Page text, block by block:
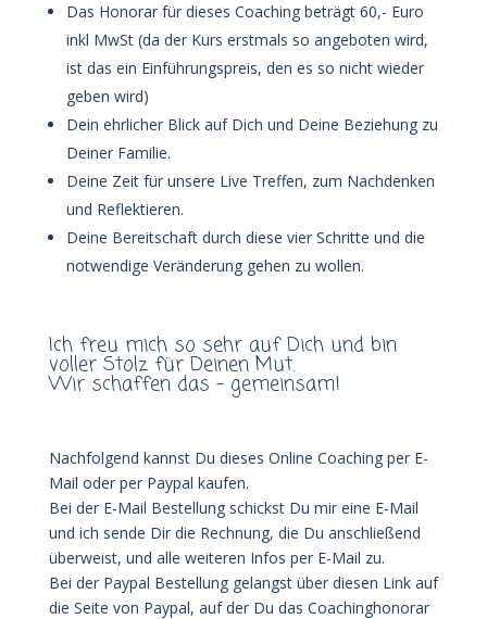
Das Honorar für dieses Coaching beträgt 60,- Euro
inkl MwSt (da der Kurs erstmals so angeboten wird,
ist das ein Einführungspreis, den es so nicht wieder
geben wird)
Dein ehrlicher Blick auf Dich und Deine Beziehung zu
Deiner Familie.
Deine Zeit für unsere Live Treffen, zum Nachdenken
und Reflektieren.
Deine Bereitschaft durch diese vier Schritte und die
notwendige Veränderung gehen zu wollen.
Ich freu mich so sehr auf Dich und bin
voller Stolz für Deinen Mut.
Wir schaffen das – gemeinsam!
Nachfolgend kannst Du dieses Online Coaching per E-
Mail oder per Paypal kaufen.
Bei der E-Mail Bestellung schickst Du mir eine E-Mail
und ich sende Dir die Rechnung, die Du anschließend
überweist, und alle weiteren Infos per E-Mail zu.
Bei der Paypal Bestellung gelangst über diesen Link auf
die Seite von Paypal, auf der Du das Coachinghonorar